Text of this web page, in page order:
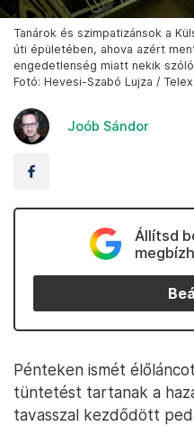
Tanárok és szimpatizánsok a
úti épületében, ahova azért
engedetlenség miatt nekik
Fotó: Hevesi-Szabó Lujza / Telex
Joób Sándor
Állítsd
Pénteken ismét
tüntetést tartanak a
tavasszal kezdődött